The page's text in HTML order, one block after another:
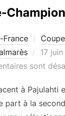
France
Publié
le
17
sont
à Pajulahti
part à la